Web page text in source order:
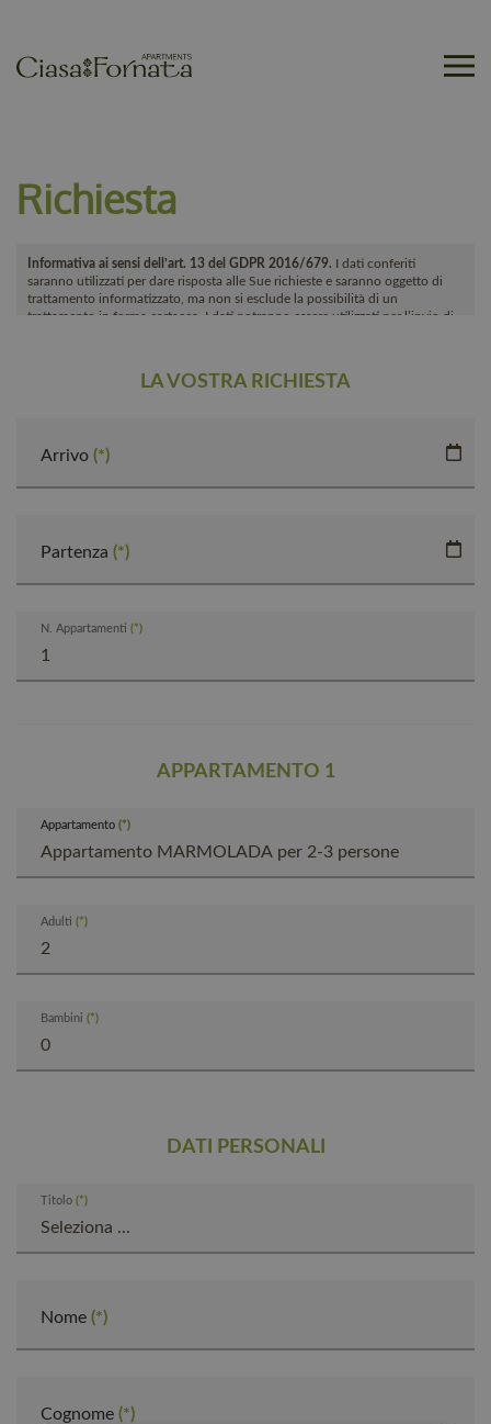
Skip to main content
Richiesta
Informativa ai sensi dell’art. 13 del GDPR 2016/679. I dati conferiti
saranno utilizzati per dare risposta alle Sue richieste e saranno oggetto di
trattamento informatizzato, ma non si esclude la possibilità di un
trattamento in forma cartacea. I dati potranno essere utilizzati per l’invio di
rettifica e cancellazione. Per la visione dell’informativa completa si rimanda
LA VOSTRA RICHIESTA
Arrivo
Partenza
N. Appartamenti
APPARTAMENTO 1
Appartamento
Appartamento
Adulti
Bambini
DATI PERSONALI
Titolo
Nome
Cognome